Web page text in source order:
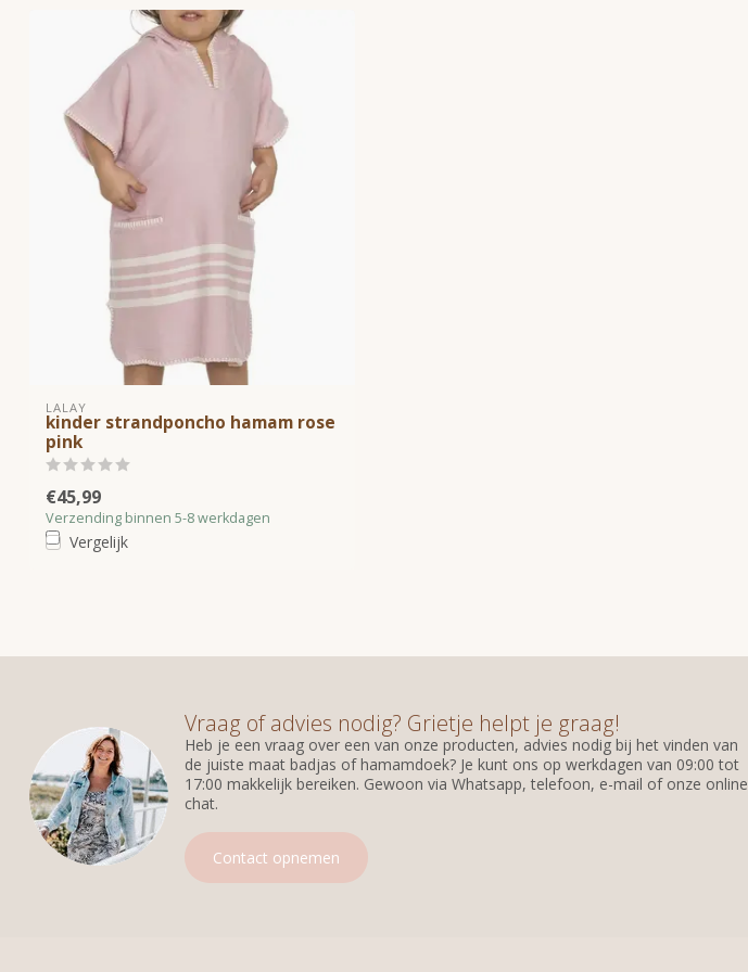
Wasvoorschrift
LALAY
kinder strandponcho hamam rose
pink
€45,99
Verzending binnen 5-8 werkdagen
Vergelijk
Vraag of advies nodig? Grietje helpt je graag!
Heb je een vraag over een van onze producten, advies nodig bij het vinden van
de juiste maat badjas of hamamdoek? Je kunt ons op werkdagen van 09:00 tot
17:00 makkelijk bereiken. Gewoon via Whatsapp, telefoon, e-mail of onze online
chat.
Contact opnemen